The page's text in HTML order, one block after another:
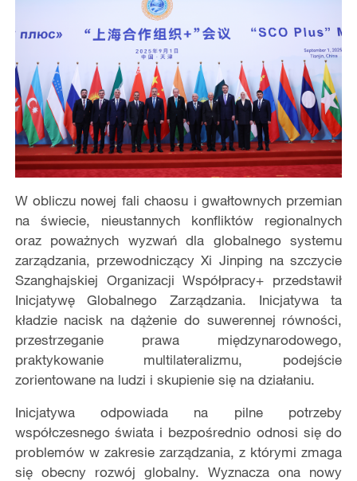
W obliczu nowej fali chaosu i gwałtownych przemian
na świecie, nieustannych konfliktów regionalnych
oraz poważnych wyzwań dla globalnego systemu
zarządzania, przewodniczący Xi Jinping na szczycie
Szanghajskiej Organizacji Współpracy+ przedstawił
Inicjatywę Globalnego Zarządzania. Inicjatywa ta
kładzie nacisk na dążenie do suwerennej równości,
przestrzeganie prawa międzynarodowego,
praktykowanie multilateralizmu, podejście
zorientowane na ludzi i skupienie się na działaniu.
Inicjatywa odpowiada na pilne potrzeby
współczesnego świata i bezpośrednio odnosi się do
problemów w zakresie zarządzania, z którymi zmaga
się obecny rozwój globalny. Wyznacza ona nowy